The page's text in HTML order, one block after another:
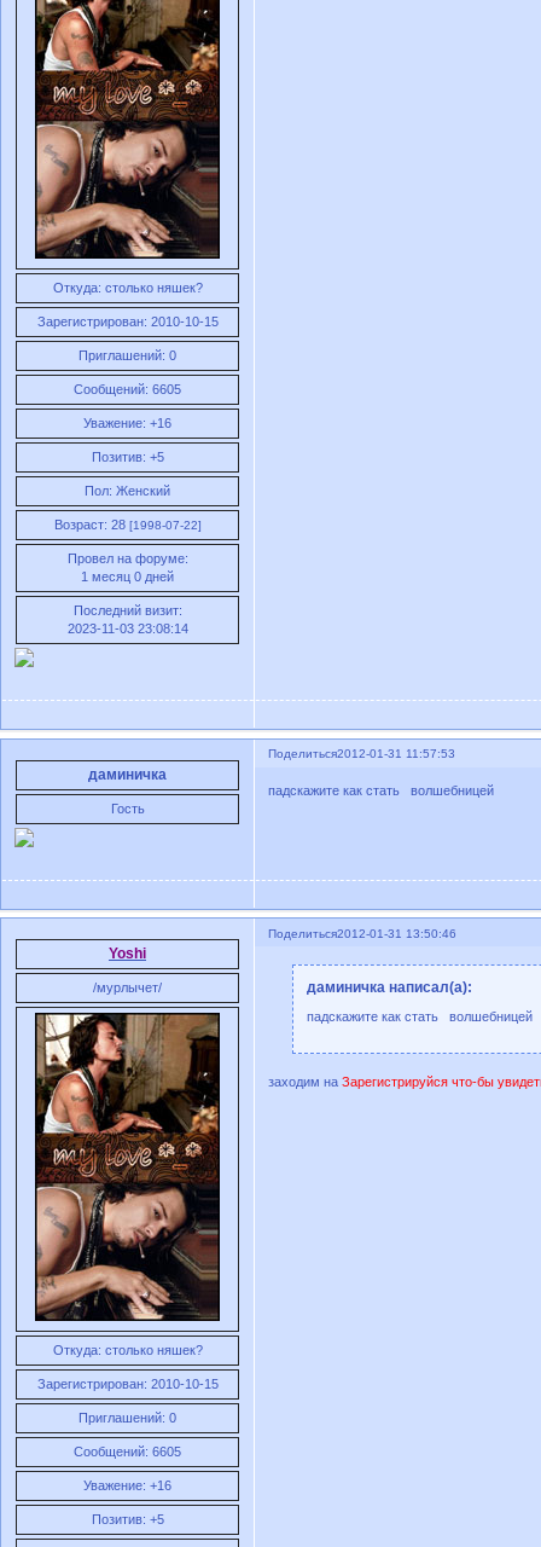
Откуда: столько няшек?
Зарегистрирован: 2010-10-15
Приглашений: 0
Сообщений: 6605
Уважение: +16
Позитив: +5
Пол: Женский
Возраст: 28 [1998-07-22]
Провел на форуме:
1 месяц 0 дней
Последний визит:
2023-11-03 23:08:14
Поделиться2012-01-31 11:57:53
даминичка
Гость
падскажите как стать волшебницей
Поделиться2012-01-31 13:50:46
Yoshi
/мурлычет/
Откуда: столько няшек?
Зарегистрирован: 2010-10-15
Приглашений: 0
Сообщений: 6605
Уважение: +16
Позитив: +5
даминичка написал(а):
падскажите как стать волшебницей
заходим наЗарегистрируйся что-бы